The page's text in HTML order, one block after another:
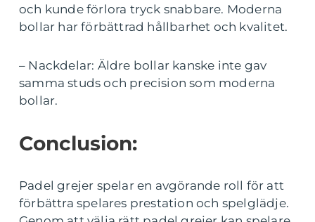
och kunde förlora tryck snabbare. Moderna
bollar har förbättrad hållbarhet och kvalitet.
– Nackdelar: Äldre bollar kanske inte gav
samma studs och precision som moderna
bollar.
Conclusion:
Padel grejer spelar en avgörande roll för att
förbättra spelares prestation och spelglädje.